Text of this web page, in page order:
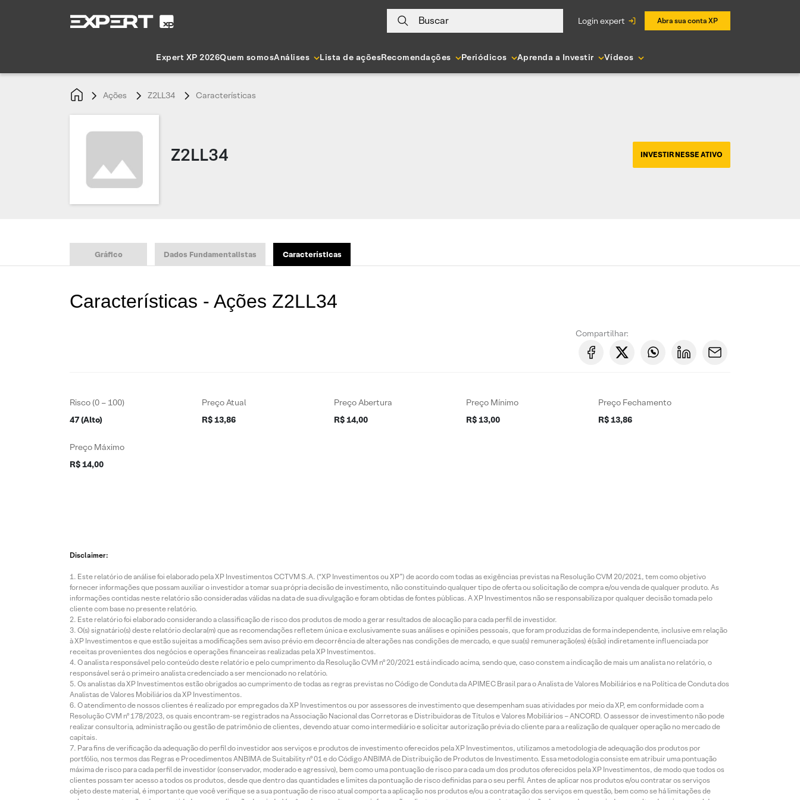
Buscar login expert Abra sua conta XP
Expert XP 2026Quem somosAnálises Lista de açõesRecomendações Periódicos Aprenda a Investir Vídeos
Ações Z2LL34 Características
Z2LL34 INVESTIR NESSE ATIVO
Gráfico Dados Fundamentalistas Características
Características - Ações Z2LL34
Compartilhar:
Risco (0 – 100)
47 (Alto)
Preço Atual
R$ 13,86
Preço Abertura
R$ 14,00
Preço Mínimo
R$ 13,00
Preço Fechamento
R$ 13,86
Preço Máximo
R$ 14,00
Disclaimer:
Este relatório de análise foi elaborado pela XP Investimentos CCTVM S.A. (“XP Investimentos ou XP”) de acordo com todas as exigências previstas na Resolução CVM 20/2021, tem como objetivo
fornecer informações que possam auxiliar o investidor a tomar sua própria decisão de investimento, não constituindo qualquer tipo de oferta ou solicitação de compra e/ou venda de qualquer produto. As
informações contidas neste relatório são consideradas válidas na data de sua divulgação e foram obtidas de fontes públicas. A XP Investimentos não se responsabiliza por qualquer decisão tomada pelo
cliente com base no presente relatório.
Este relatório foi elaborado considerando a classificação de risco dos produtos de modo a gerar resultados de alocação para cada perfil de investidor.
O(s) signatário(s) deste relatório declara(m) que as recomendações refletem única e exclusivamente suas análises e opiniões pessoais, que foram produzidas de forma independente, inclusive em relação
à XP Investimentos e que estão sujeitas a modificações sem aviso prévio em decorrência de alterações nas condições de mercado, e que sua(s) remuneração(es) é(são) indiretamente influenciada por
receitas provenientes dos negócios e operações financeiras realizadas pela XP Investimentos.
O analista responsável pelo conteúdo deste relatório e pelo cumprimento da Resolução CVM nº 20/2021 está indicado acima, sendo que, caso constem a indicação de mais um analista no relatório, o
responsável será o primeiro analista credenciado a ser mencionado no relatório.
Os analistas da XP Investimentos estão obrigados ao cumprimento de todas as regras previstas no Código de Conduta da APIMEC Brasil para o Analista de Valores Mobiliários e na Política de Conduta dos
Analistas de Valores Mobiliários da XP Investimentos.
O atendimento de nossos clientes é realizado por empregados da XP Investimentos ou por assessores de investimento que desempenham suas atividades por meio da XP, em conformidade com a
Resolução CVM nº 178/2023, os quais encontram-se registrados na Associação Nacional das Corretoras e Distribuidoras de Títulos e Valores Mobiliários – ANCORD. O assessor de investimento não pode
realizar consultoria, administração ou gestão de patrimônio de clientes, devendo atuar como intermediário e solicitar autorização prévia do cliente para a realização de qualquer operação no mercado de
capitais.
Para fins de verificação da adequação do perfil do investidor aos serviços e produtos de investimento oferecidos pela XP Investimentos, utilizamos a metodologia de adequação dos produtos por
portfólio, nos termos das Regras e Procedimentos ANBIMA de Suitability nº 01 e do Código ANBIMA de Distribuição de Produtos de Investimento. Essa metodologia consiste em atribuir uma pontuação
máxima de risco para cada perfil de investidor (conservador, moderado e agressivo), bem como uma pontuação de risco para cada um dos produtos oferecidos pela XP Investimentos, de modo que todos os
clientes possam ter acesso a todos os produtos, desde que dentro das quantidades e limites da pontuação de risco definidas para o seu perfil. Antes de aplicar nos produtos e/ou contratar os serviços
objeto deste material, é importante que você verifique se a sua pontuação de risco atual comporta a aplicação nos produtos e/ou a contratação dos serviços em questão, bem como se há limitações de